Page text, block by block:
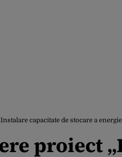
capacitate de stocare a
proiect